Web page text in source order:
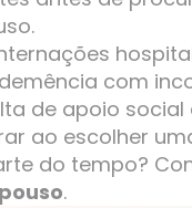
com
de apoio social
ao escolher
do tempo?
.